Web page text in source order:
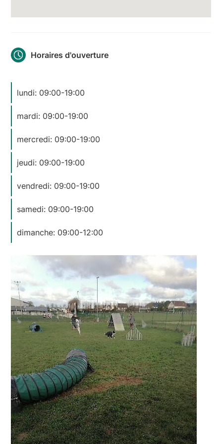
Horaires d'ouverture
lundi: 09:00-19:00
mardi: 09:00-19:00
mercredi: 09:00-19:00
jeudi: 09:00-19:00
vendredi: 09:00-19:00
samedi: 09:00-19:00
dimanche: 09:00-12:00